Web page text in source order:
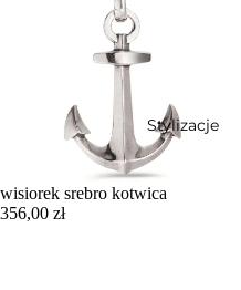
Stylizacje
wisiorek srebro kotwica
356,00 zł